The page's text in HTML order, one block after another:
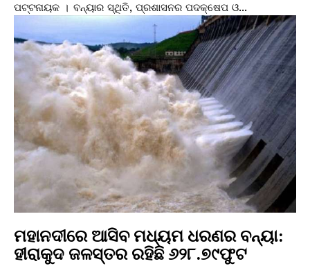
ପଟ୍ଟନାୟକ । ବନ୍ୟାର ସ୍ଥିତି, ପ୍ରଶାସନର ପଦକ୍ଷେପ ଓ...
ମହାନଦୀରେ ଆସିବ ମଧ୍ୟମ ଧରଣର ବନ୍ୟା:
ହୀରାକୁଦ ଜଳସ୍ତର ରହିଛି ୬୨୮.୭୯ଫୁଟ